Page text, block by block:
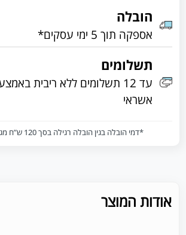
הובלה
אספקה תוך 5 ימי עסקים*
תשלומים
עד 12 תשלומים ללא ריבית
אשראי
*דמי הובלה בגין הובלה רגילה בסך 120 ש”ח מגולמים במחיר
אודות המוצר